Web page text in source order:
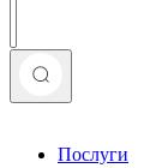
Послуги